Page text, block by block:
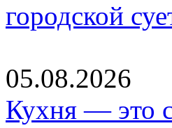
городской
05.08.2026
Кухня — это